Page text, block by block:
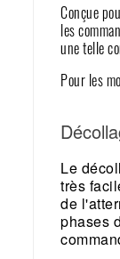
Conçue
les
une telle
Pour les
Le
très
de
phases